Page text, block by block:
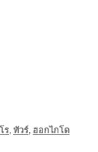
ร,ทัวร์, ฮอกไกโด